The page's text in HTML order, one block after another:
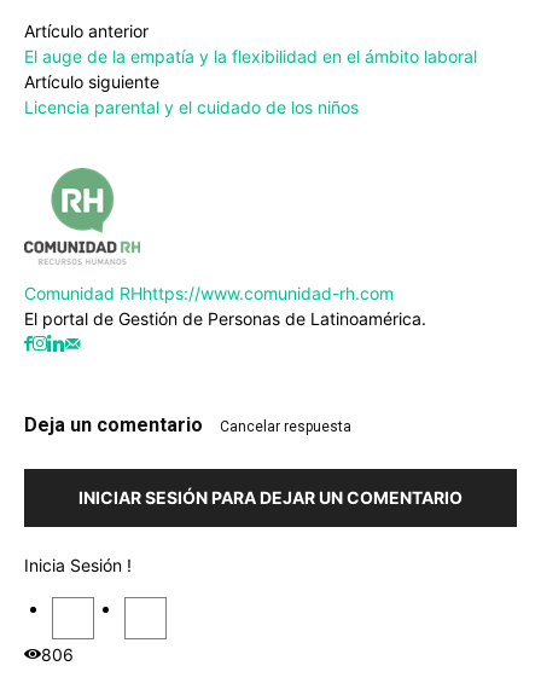
Artículo anterior
El auge de la empatía y la flexibilidad en el ámbito laboral
Artículo siguiente
Licencia parental y el cuidado de los niños
Comunidad RHhttps://www.comunidad-rh.com
El portal de Gestión de Personas de Latinoamérica.
Deja un comentario Cancelar respuesta
INICIAR SESIÓN PARA DEJAR UN COMENTARIO
Inicia Sesión !
806